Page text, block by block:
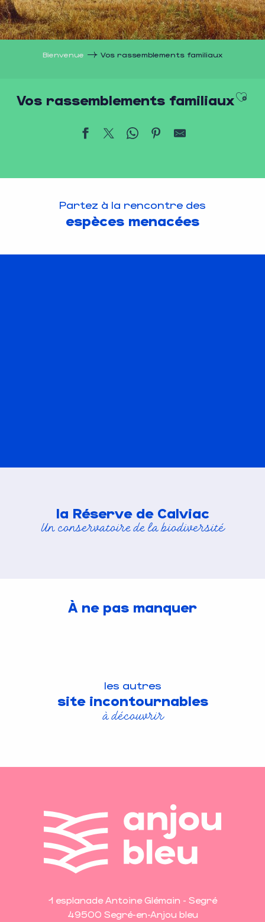
Bienvenue Vos rassemblements familiaux
Vos rassemblements familiaux
Partez à la rencontre des
espèces menacées
la Réserve de Calviac
Un conservatoire de la biodiversité
À ne pas manquer
les autres
site incontournables
à découvrir
1 esplanade Antoine Glémain - Segré
49500 Segré-en-Anjou bleu